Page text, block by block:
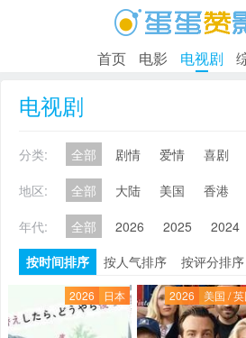
首页 电影 电视剧
电视剧
分类: 全部 剧情 爱情 喜剧
地区:
全部 大陆 美国 香港
年代:
全部 2026 2025 2024
按时间排序
按人气排序 按评分排序
2026 日本 2026 美国 /